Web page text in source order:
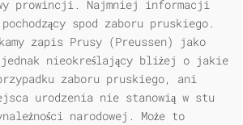
prowincji. Najmniej informacji
spod zaboru pruskiego.
zapis Prusy (Preussen) jako
nieokreślający bliżej o jakie
zaboru pruskiego, ani
urodzenia nie stanowią w stu
narodowej. Może to